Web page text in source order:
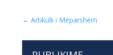
← Artikulli i Mëparshëm